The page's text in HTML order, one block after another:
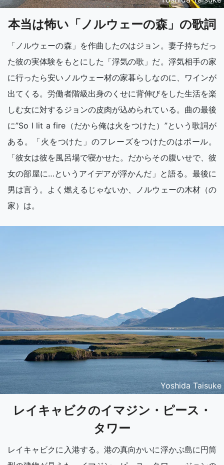
本当は怖い「ノルウェーの森」の歌詞
「ノルウェーの森」を作曲したのはジョン。妻子持ちだっ
た彼の実体験をもとにした「浮気の歌」だ。浮気相手の家
に行ったら安いノルウェー材の家暮らしなのに、ワインが
出てくる。労働者階級出身のくせに背伸びをした生活を楽
しむ女に対するジョンの皮肉が込められている。曲の最後
に”So I lit a fire（だから俺は火をつけた）”という歌詞が
ある。「火をつけた」のフレーズをつけたのはポール。
「彼女は彼を風呂場で寝かせた。だからその腹いせで、彼
女の部屋に…というアイデアが浮かんだ」と語る。最後に
男は言う。よく燃えるじゃないか、ノルウェーの木材（の
家）は。
Yoshida Taisuke
レイキャビクのイマジン・ピース・
タワー
レイキャビクに入港する。港の真向かいに浮かぶ島に円筒